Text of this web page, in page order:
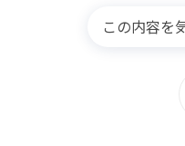
この内容を